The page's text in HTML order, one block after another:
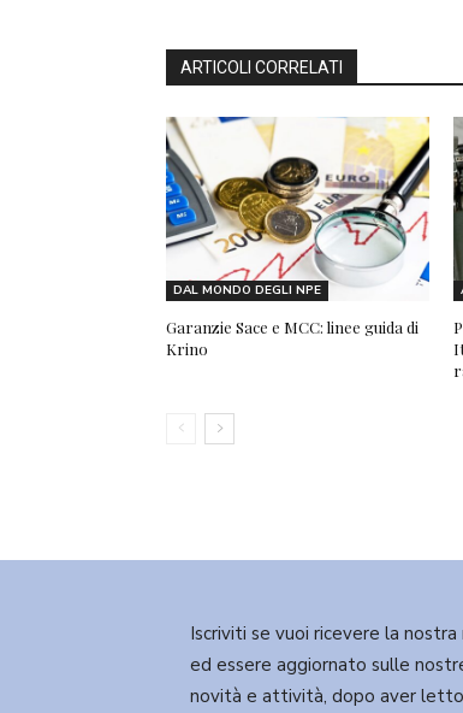
ARTICOLI CORRELATI
DAL MONDO DEGLI NPE
Garanzie Sace e MCC: linee guida di
Krino
Iscriviti se vuoi ricevere la
ed essere aggiornato sulle
novità e attività, dopo aver